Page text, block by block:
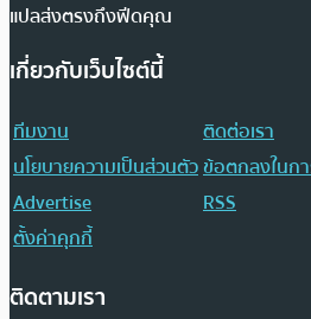
แปลส่งตรงถึงฟีดคุณ
เกี่ยวกับเว็บไซต์นี้
ทีมงาน
ติดต่อเรา
นโยบายความเป็นส่วนตัวข้อตกลงในก
Advertise
RSS
ตั้งค่าคุกกี้
ติดตามเรา